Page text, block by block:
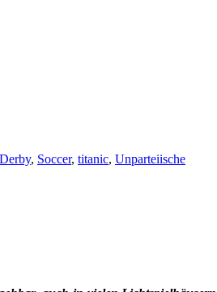
, Soccer, titanic, Unparteiische